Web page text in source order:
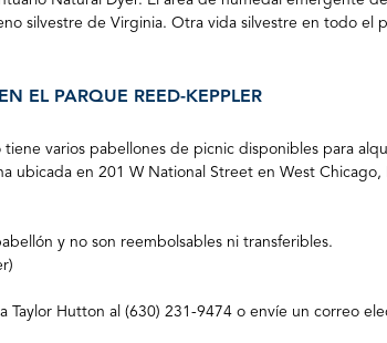
silvestre de Virginia. Otra vida silvestre en todo
EN EL PARQUE REED-KEPPLER
varios pabellones de picnic disponibles para
ubicada en 201 W National Street en West
y no son reembolsables ni transferibles.
Taylor Hutton al (630) 231-9474 o envíe un correo